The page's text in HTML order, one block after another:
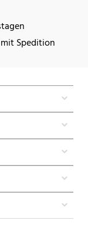
Spedition